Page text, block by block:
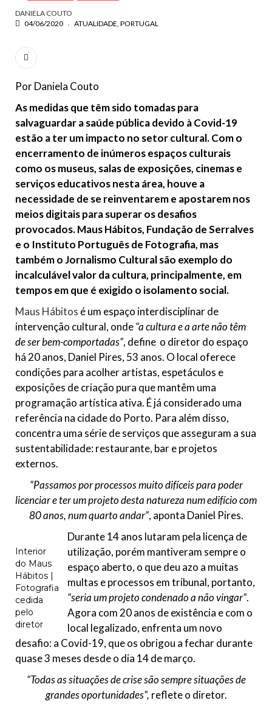
DANIELA COUTO
04/06/2020
ATUALIDADE PORTUGAL
Por Daniela Couto
As medidas que têm sido tomadas para
salvaguardar a saúde pública devido à Covid-19
estão a ter um impacto no setor cultural. Com o
encerramento de inúmeros espaços culturais
como os museus, salas de exposições, cinemas e
serviços educativos nesta área, houve a
necessidade de se reinventarem e apostarem nos
meios digitais para superar os desafios
provocados. Maus Hábitos, Fundação de Serralves
e o Instituto Português de Fotografia, mas
também o Jornalismo Cultural são exemplo do
incalculável valor da cultura, principalmente, em
tempos em que é exigido o isolamento social.
Maus Hábitos é um espaço interdisciplinar de
intervenção cultural, onde“a cultura e a arte não têm
de ser bem-comportadas”, define o diretor do espaço
há 20 anos, Daniel Pires, 53 anos. O local oferece
condições para acolher artistas, espetáculos e
exposições de criação pura que mantêm uma
programação artística ativa. É já considerado uma
referência na cidade do Porto. Para além disso,
concentra uma série de serviços que asseguram a sua
sustentabilidade: restaurante, bar e projetos
externos.
“Passamos por processos muito difíceis para poder
licenciar e ter um projeto desta natureza num edifício com
80 anos, num quarto andar”, aponta Daniel Pires.
Interior
do Maus
Hábitos |
Fotografia
cedida
pelo
diretor
Durante 14 anos lutaram pela licença de
utilização, porém mantiveram sempre o
espaço aberto, o que deu azo a muitas
multas e processos em tribunal, portanto,
“seria um projeto condenado a não vingar”.
Agora com 20 anos de existência e com o
local legalizado, enfrenta um novo
desafio: a Covid-19, que os obrigou a fechar durante
quase 3 meses desde o dia 14 de março.
“Todas as situações de crise são sempre situações de
grandes oportunidades”, reflete o diretor.